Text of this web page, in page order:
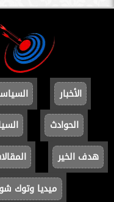
الأخبار
الحوادث
هدف الخير
ميديا وتوك شو